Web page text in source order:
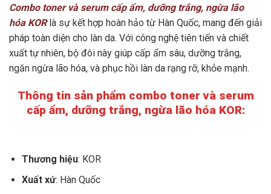
Combo toner và serum cấp ẩm, dưỡng trắng, ngừa lão
hóa KOR là sự kết hợp hoàn hảo từ Hàn Quốc, mang đến giải
pháp toàn diện cho làn da. Với công nghệ tiên tiến và chiết
xuất tự nhiên, bộ đôi này giúp cấp ẩm sâu, dưỡng trắng,
ngăn ngừa lão hóa, và phục hồi làn da rạng rỡ, khỏe mạnh.
Thông tin sản phẩm combo toner và serum
cấp ẩm, dưỡng trắng, ngừa lão hóa KOR:
Thương hiệu: KOR
Xuất xứ: Hàn Quốc